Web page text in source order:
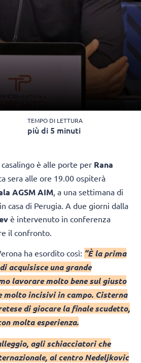
TEMPO DI LETTURA
più di 5 minuti
è alle porte per Rana
sera alle ore 19.00 ospiterà
AGSM AIM, a una settimana di
casa di Perugia. A due giorni dalla
è intervenuto in conferenza
il confronto.
ha esordito così: “È la prima
acquisisce una grande
lavorare molto bene sul giusto
molto incisivi in campo. Cisterna
di giocare la finale scudetto,
molta esperienza.
agli schiacciatori che
al centro Nedeljkovic